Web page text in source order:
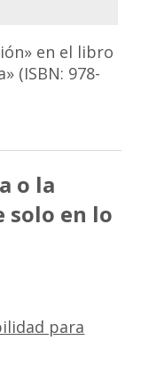
en el libro
(ISBN: 978-
o la
solo en lo